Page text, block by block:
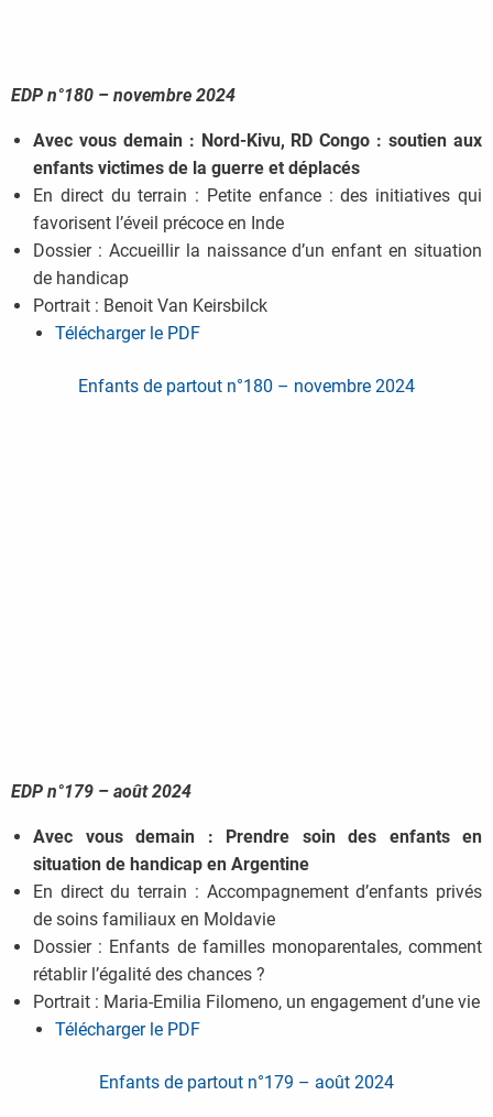
EDP n°180 – novembre 2024
Avec vous demain : Nord-Kivu, RD Congo : soutien aux
enfants victimes de la guerre et déplacés
En direct du terrain : Petite enfance : des initiatives qui
favorisent l’éveil précoce en Inde
Dossier : Accueillir la naissance d’un enfant en situation
de handicap
Portrait : Benoit Van Keirsbilck
Télécharger le PDF
Enfants de partout n°180 – novembre 2024
EDP n°179 – août 2024
Avec vous demain : Prendre soin des enfants en
situation de handicap en Argentine
En direct du terrain : Accompagnement d’enfants privés
de soins familiaux en Moldavie
Dossier : Enfants de familles monoparentales, comment
rétablir l’égalité des chances ?
Portrait : Maria-Emilia Filomeno, un engagement d’une vie
Télécharger le PDF
Enfants de partout n°179 – août 2024